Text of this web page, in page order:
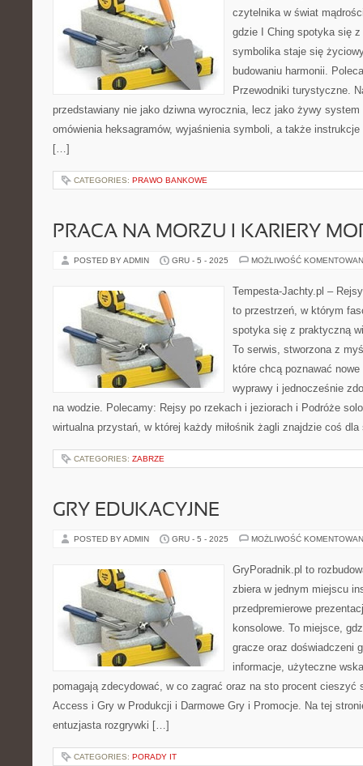
czytelnika w świat
gdzie I Ching spotyka się
symbolika staje się
budowaniu harmonii.
Przewodniki turystyczne.
przedstawiany nie jako dziwna wyrocznia, lecz jako żywy
omówienia heksagramów, wyjaśnienia symboli, a także
[…]
CATEGORIES: PRAWO BANKOWE
PRACA NA MORZU I KARIERY
POSTED BY ADMIN GRU - 5 - 2025 MOŻLIWOŚĆ
Tempesta-Jachty.pl –
to przestrzeń, w którym
spotyka się z praktyczną
To serwis, stworzona z
które chcą poznawać
wyprawy i jednocześnie
na wodzie. Polecamy: Rejsy po rzekach i jeziorach i Podróże
wirtualna przystań, w której każdy miłośnik żagli znajdzie coś
CATEGORIES: ZABRZE
GRY EDUKACYJNE
POSTED BY ADMIN GRU - 5 - 2025 MOŻLIWOŚĆ
GryPoradnik.pl to
zbiera w jednym miejscu
przedpremierowe
konsolowe. To miejsce,
gracze oraz doświadczeni
informacje, użyteczne
pomagają zdecydować, w co zagrać oraz na sto procent cieszyć
Access i Gry w Produkcji i Darmowe Gry i Promocje. Na tej
entuzjasta rozgrywki […]
CATEGORIES: PORADY IT